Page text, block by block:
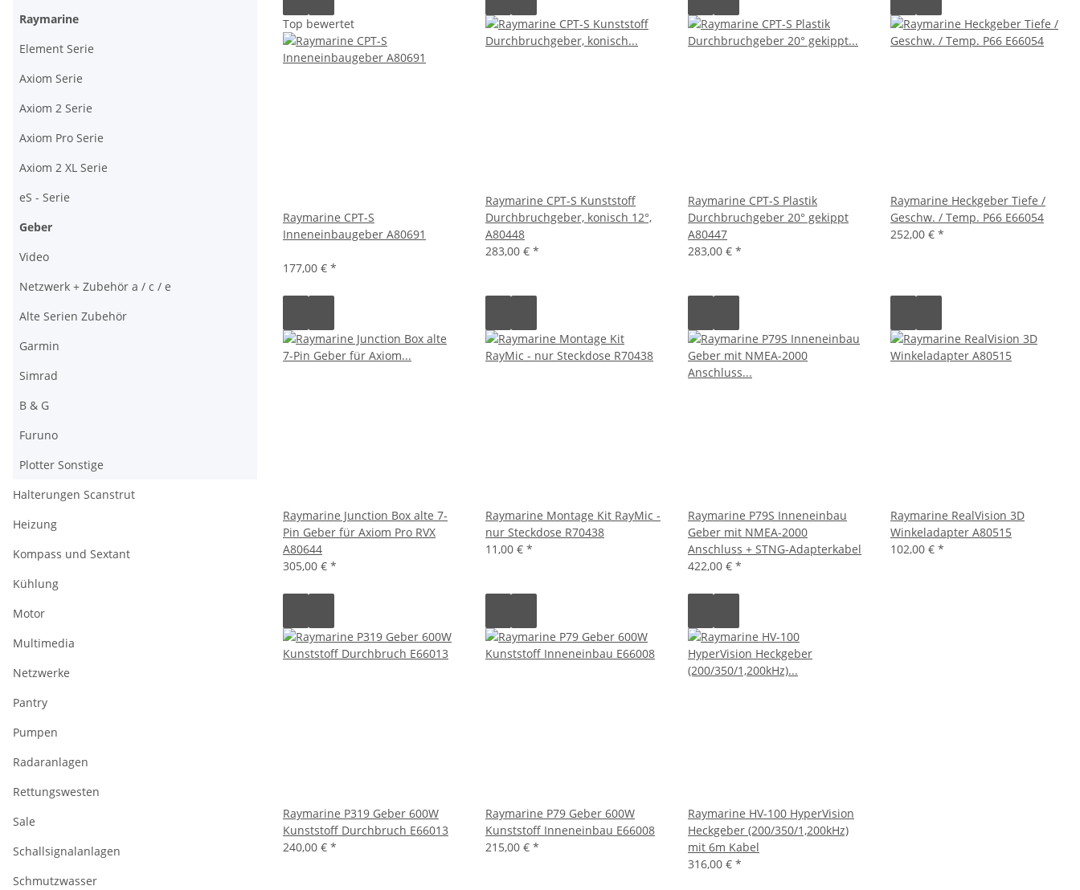
Top bewertet
Raymarine CPT-S
Inneneinbaugeber A80691
177,00 € *
Raymarine CPT-S Kunststoff
Durchbruchgeber, konisch 12°,
A80448
283,00 € *
Raymarine CPT-S Plastik
Durchbruchgeber 20° gekippt
A80447
283,00 € *
Raymarine Heckgeber Tiefe /
Geschw. / Temp. P66 E66054
252,00 € *
Raymarine Junction Box alte 7-
Pin Geber für Axiom Pro RVX
A80644
305,00 € *
Raymarine Montage Kit RayMic -
nur Steckdose R70438
11,00 € *
Raymarine P79S Inneneinbau
Geber mit NMEA-2000
Anschluss + STNG-Adapterkabel
422,00 € *
Raymarine RealVision 3D
Winkeladapter A80515
102,00 € *
Raymarine P319 Geber 600W
Kunststoff Durchbruch E66013
240,00 € *
Raymarine P79 Geber 600W
Kunststoff Inneneinbau E66008
215,00 € *
Raymarine HV-100 HyperVision
Heckgeber (200/350/1,200kHz)
mit 6m Kabel
316,00 € *
Raymarine
Element Serie
Axiom Serie
Axiom 2 Serie
Axiom Pro Serie
Axiom 2 XL Serie
eS - Serie
Geber
Video
Netzwerk + Zubehör a / c / e
Alte Serien Zubehör
Garmin
Simrad
B & G
Furuno
Plotter Sonstige
Halterungen Scanstrut
Heizung
Kompass und Sextant
Kühlung
Motor
Multimedia
Netzwerke
Pantry
Pumpen
Radaranlagen
Rettungswesten
Sale
Schallsignalanlagen
Schmutzwasser